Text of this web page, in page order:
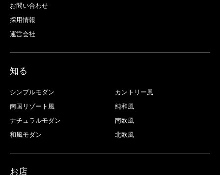
お問い合わせ
採用情報
運営会社
知る
シンプルモダン
カントリー風
南国リゾート風
純和風
ナチュラルモダン
南欧風
和風モダン
北欧風
お店